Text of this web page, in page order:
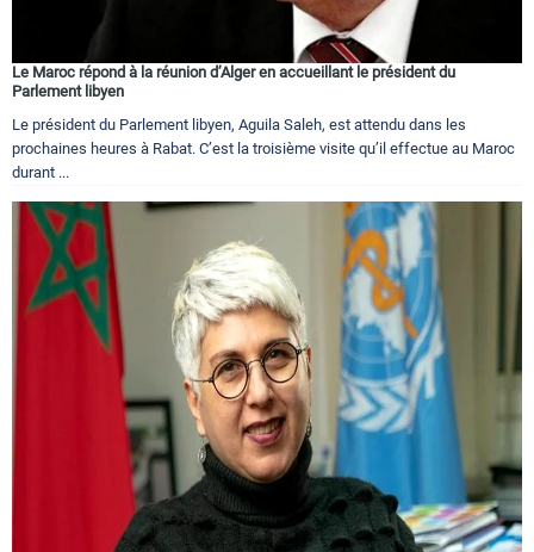
Le Maroc répond à la réunion d’Alger en accueillant le président du
Parlement libyen
Le président du Parlement libyen, Aguila Saleh, est attendu dans les
prochaines heures à Rabat. C’est la troisième visite qu’il effectue au Maroc
durant ...